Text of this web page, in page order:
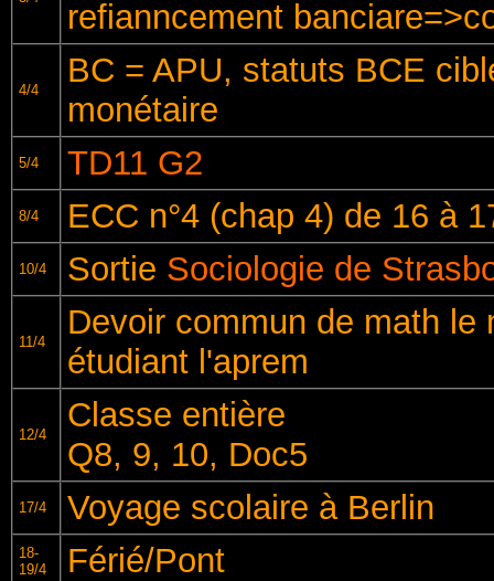
refianncement
4/4
BC = APU, statuts BCE
monétaire
5/4 TD11 G2
8/4 ECC n°4 (chap 4) de 16 à
10/4 Sortie Sociologie de
11/4
Devoir commun de math
étudiant l'aprem
12/4
Classe entière
Q8, 9, 10, Doc5
17/4 Voyage scolaire à Berlin
18-
19/4
Férié/Pont